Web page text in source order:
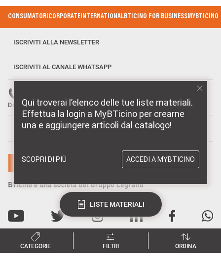
CATEGORIE FILTRI ORDINA
Qui troverai l’elenco delle tue liste materiali.
Effettua la login a MyBTicino per crearne
una e aggiungere articoli dal catalogo!
SCOPRI DI PIÙ ACCEDI A MYBTICINO
LISTE MATERIALI
Footer Menu
CONSUMATORICORPORATEINTERNATIONALBTICINO FOR BUSINESSMYBTICINO
ISCRIVITI ALLA NEWSLETTER
ISCRIVITI AL CANALE WHATSAPP
Dal Lunedì al Venerdì, 08:30-18:30
MARCHI DISTRIBUITI DA BTICINO